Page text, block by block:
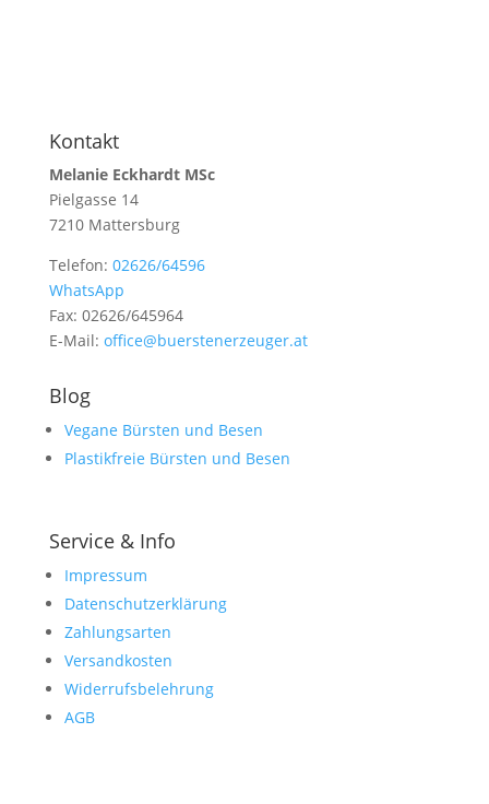
Kontakt
Melanie Eckhardt MSc
Pielgasse 14
7210 Mattersburg
Telefon: 02626/64596
WhatsApp
Fax: 02626/645964
E-Mail: office@buerstenerzeuger.at
Blog
Vegane Bürsten und Besen
Plastikfreie Bürsten und Besen
Service & Info
Impressum
Datenschutzerklärung
Zahlungsarten
Versandkosten
Widerrufsbelehrung
AGB